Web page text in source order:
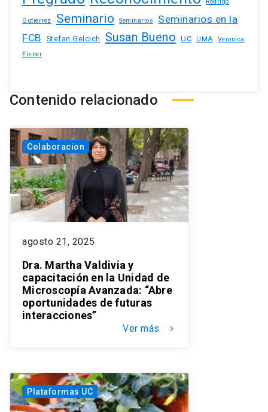
Gutierrez Seminario Seminarios
Seminarios en la
FCB
Stefan Gelcich Susan Bueno UC UMA
Veronica
Eisner
Contenido relacionado
Colaboracion
agosto 21, 2025
Dra. Martha Valdivia y
capacitación en la Unidad de
Microscopía Avanzada: “Abre
oportunidades de futuras
interacciones”
Ver más keyboard_arrow_right
Plataformas UC